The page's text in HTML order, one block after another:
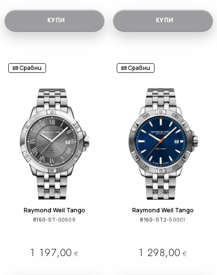
КУПИ КУПИ
Сравни
Raymond Weil Tango
8160-ST-00608
1 197,00 €
Сравни
Raymond Weil Tango
8160-ST2-50001
1 298,00 €